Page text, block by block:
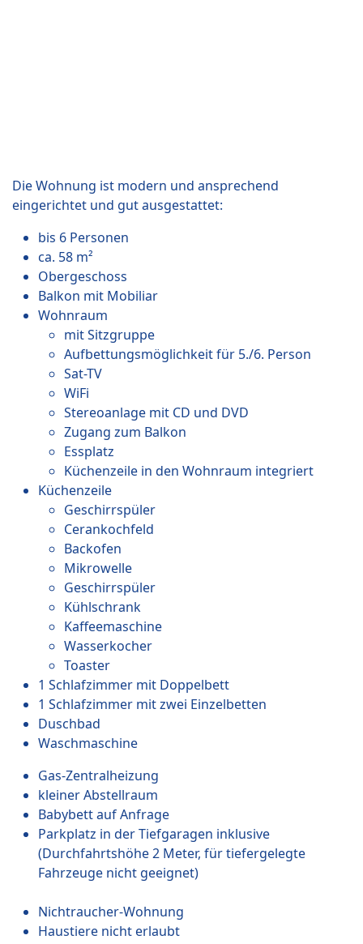
Die Wohnung ist modern und ansprechend
eingerichtet und gut ausgestattet:
bis 6 Personen
ca. 58 m²
Obergeschoss
Balkon mit Mobiliar
Wohnraum
mit Sitzgruppe
Aufbettungsmöglichkeit für 5./6. Person
Sat-TV
WiFi
Stereoanlage mit CD und DVD
Zugang zum Balkon
Essplatz
Küchenzeile in den Wohnraum integriert
Küchenzeile
Geschirrspüler
Cerankochfeld
Backofen
Mikrowelle
Geschirrspüler
Kühlschrank
Kaffeemaschine
Wasserkocher
Toaster
1 Schlafzimmer mit Doppelbett
1 Schlafzimmer mit zwei Einzelbetten
Duschbad
Waschmaschine
Gas-Zentralheizung
kleiner Abstellraum
Babybett auf Anfrage
Parkplatz in der Tiefgaragen inklusive
(Durchfahrtshöhe 2 Meter, für tiefergelegte
Fahrzeuge nicht geeignet)
Nichtraucher-Wohnung
Haustiere nicht erlaubt